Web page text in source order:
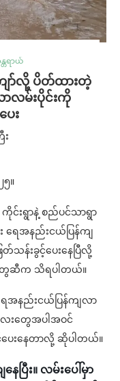
ရာယ်
ာ်လို့ ပိတ်ထားတဲ့
ာလမ်းပိုင်းကို
ေး
း
၅။
ကိုင်းရွာနဲ့ စည်ပင်သာရွာ
ရေအနည်းငယ်ပြန်ကျ
သန်းခွင့်ပေးနေပြီလို့
ဆီက သိရပါတယ်။
အနည်းငယ်ပြန်ကျလာ
ေးတွေအပါအဝင်
ေးနေတာလို့ ဆိုပါတယ်။
ေပြီး။ လမ်းပေါ်မှာ